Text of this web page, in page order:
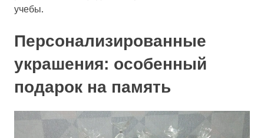
учебы.
Персонализированные
украшения: особенный
подарок на память